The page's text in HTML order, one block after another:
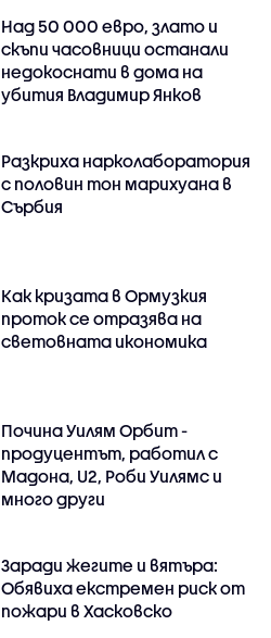
Над 50 000 евро, злато и
скъпи часовници останали
недокоснати в дома на
убития Владимир Янков
Разкриха нарколаборатория
с половин тон марихуана в
Сърбия
Как кризата в Ормузкия
проток се отразява на
световната икономика
Почина Уилям Орбит -
продуцентът, работил с
Мадона, U2, Роби Уилямс и
много други
Заради жегите и вятъра:
Обявиха екстремен риск от
пожари в Хасковско